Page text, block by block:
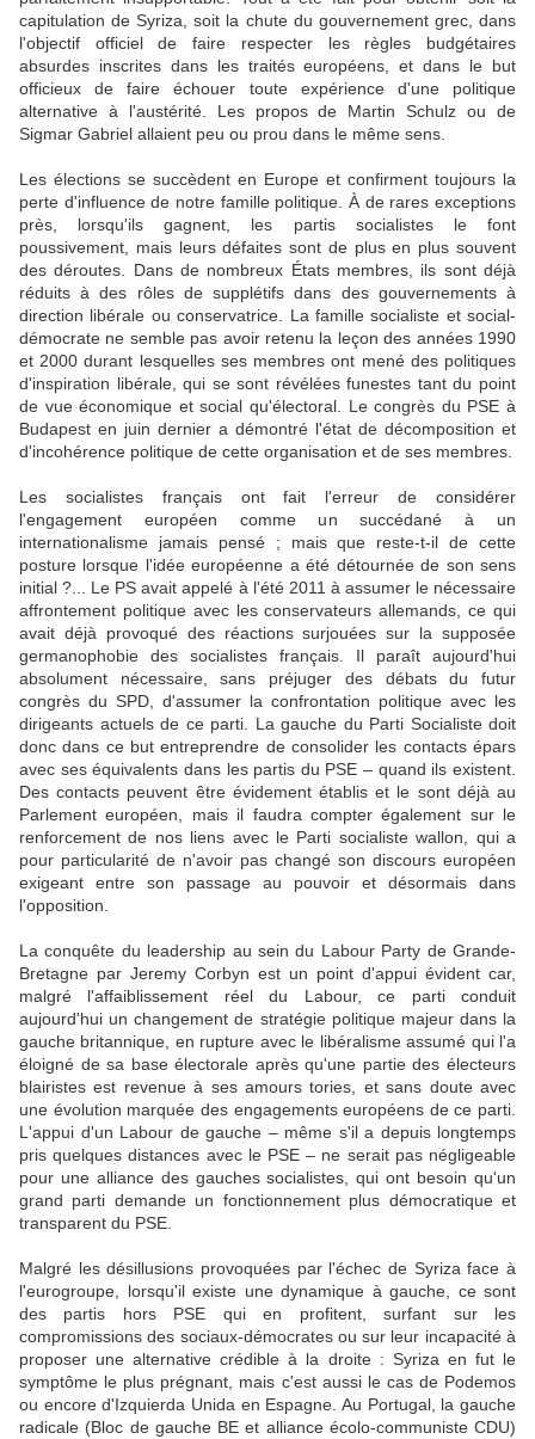
capitulation de Syriza, soit la chute du gouvernement grec, dans
l'objectif officiel de faire respecter les règles budgétaires
absurdes inscrites dans les traités européens, et dans le but
officieux de faire échouer toute expérience d'une politique
alternative à l'austérité. Les propos de Martin Schulz ou de
Sigmar Gabriel allaient peu ou prou dans le même sens.
Les élections se succèdent en Europe et confirment toujours la
perte d'influence de notre famille politique. À de rares exceptions
près, lorsqu'ils gagnent, les partis socialistes le font
poussivement, mais leurs défaites sont de plus en plus souvent
des déroutes. Dans de nombreux États membres, ils sont déjà
réduits à des rôles de supplétifs dans des gouvernements à
direction libérale ou conservatrice. La famille socialiste et social-
démocrate ne semble pas avoir retenu la leçon des années 1990
et 2000 durant lesquelles ses membres ont mené des politiques
d'inspiration libérale, qui se sont révélées funestes tant du point
de vue économique et social qu'électoral. Le congrès du PSE à
Budapest en juin dernier a démontré l'état de décomposition et
d'incohérence politique de cette organisation et de ses membres.
Les socialistes français ont fait l'erreur de considérer
l'engagement européen comme un succédané à un
internationalisme jamais pensé ; mais que reste-t-il de cette
posture lorsque l'idée européenne a été détournée de son sens
initial ?... Le PS avait appelé à l'été 2011 à assumer le nécessaire
affrontement politique avec les conservateurs allemands, ce qui
avait déjà provoqué des réactions surjouées sur la supposée
germanophobie des socialistes français. Il paraît aujourd'hui
absolument nécessaire, sans préjuger des débats du futur
congrès du SPD, d'assumer la confrontation politique avec les
dirigeants actuels de ce parti. La gauche du Parti Socialiste doit
donc dans ce but entreprendre de consolider les contacts épars
avec ses équivalents dans les partis du PSE – quand ils existent.
Des contacts peuvent être évidement établis et le sont déjà au
Parlement européen, mais il faudra compter également sur le
renforcement de nos liens avec le Parti socialiste wallon, qui a
pour particularité de n'avoir pas changé son discours européen
exigeant entre son passage au pouvoir et désormais dans
l'opposition.
La conquête du leadership au sein du Labour Party de Grande-
Bretagne par Jeremy Corbyn est un point d'appui évident car,
malgré l'affaiblissement réel du Labour, ce parti conduit
aujourd'hui un changement de stratégie politique majeur dans la
gauche britannique, en rupture avec le libéralisme assumé qui l'a
éloigné de sa base électorale après qu'une partie des électeurs
blairistes est revenue à ses amours tories, et sans doute avec
une évolution marquée des engagements européens de ce parti.
L'appui d'un Labour de gauche – même s'il a depuis longtemps
pris quelques distances avec le PSE – ne serait pas négligeable
pour une alliance des gauches socialistes, qui ont besoin qu'un
grand parti demande un fonctionnement plus démocratique et
transparent du PSE.
Malgré les désillusions provoquées par l'échec de Syriza face à
l'eurogroupe, lorsqu'il existe une dynamique à gauche, ce sont
des partis hors PSE qui en profitent, surfant sur les
compromissions des sociaux-démocrates ou sur leur incapacité à
proposer une alternative crédible à la droite : Syriza en fut le
symptôme le plus prégnant, mais c'est aussi le cas de Podemos
ou encore d'Izquierda Unida en Espagne. Au Portugal, la gauche
radicale (Bloc de gauche BE et alliance écolo-communiste CDU)